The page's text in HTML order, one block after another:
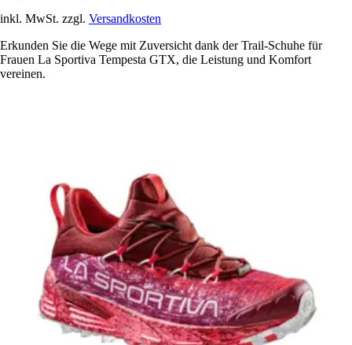
inkl. MwSt. zzgl. Versandkosten
Erkunden Sie die Wege mit Zuversicht dank der Trail-Schuhe für
Frauen La Sportiva Tempesta GTX, die Leistung und Komfort
vereinen.